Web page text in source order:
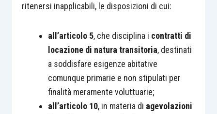
ritenersi inapplicabili, le disposizioni di cui:
all’articolo 5, che disciplina i contratti di
locazione di natura transitoria, destinati
a soddisfare esigenze abitative
comunque primarie e non stipulati per
finalità meramente voluttuarie;
all’articolo 10, in materia di agevolazioni